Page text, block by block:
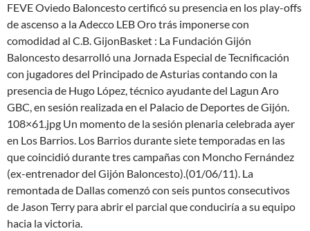
FEVE Oviedo Baloncesto certificó su presencia en los play-offs
de ascenso a la Adecco LEB Oro trás imponerse con
comodidad al C.B. GijonBasket : La Fundación Gijón
Baloncesto desarrolló una Jornada Especial de Tecnificación
con jugadores del Principado de Asturias contando con la
presencia de Hugo López, técnico ayudante del Lagun Aro
GBC, en sesión realizada en el Palacio de Deportes de Gijón.
108×61.jpg Un momento de la sesión plenaria celebrada ayer
en Los Barrios. Los Barrios durante siete temporadas en las
que coincidió durante tres campañas con Moncho Fernández
(ex-entrenador del Gijón Baloncesto).(01/06/11). La
remontada de Dallas comenzó con seis puntos consecutivos
de Jason Terry para abrir el parcial que conduciría a su equipo
hacia la victoria.